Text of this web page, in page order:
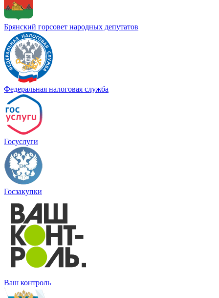
Брянский горсовет народных депутатов
Федеральная налоговая служба
Госуслуги
Госзакупки
Ваш контроль